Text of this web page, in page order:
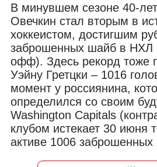
В минувшем сезоне 40-
Овечкин стал вторым в
хоккеистом, достигшим
заброшенных шайб в НХЛ
офф). Здесь рекорд тоже
Уэйну Гретцки – 1016
момент у россиянина,
определился со своим
Washington Capitals
клубом истекает 30 июня
активе 1006